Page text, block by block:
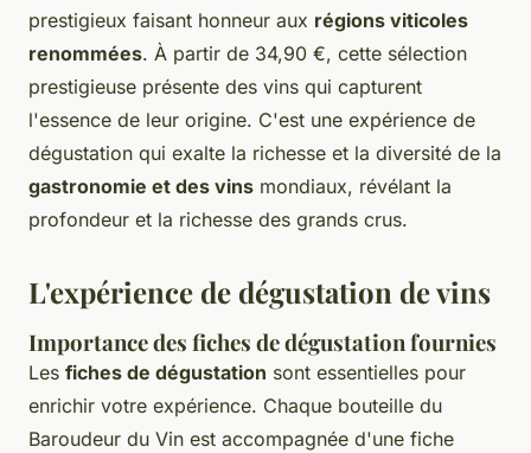
prestigieux faisant honneur aux régions viticoles
renommées. À partir de 34,90 €, cette sélection
prestigieuse présente des vins qui capturent
l'essence de leur origine. C'est une expérience de
dégustation qui exalte la richesse et la diversité de la
gastronomie et des vins mondiaux, révélant la
profondeur et la richesse des grands crus.
L'expérience de dégustation de vins
Importance des fiches de dégustation fournies
Les fiches de dégustation sont essentielles pour
enrichir votre expérience. Chaque bouteille du
Baroudeur du Vin est accompagnée d'une fiche